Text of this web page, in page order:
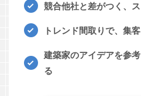
競合他社と差がつく、
トレンド間取りで、集
建築家のアイデアを参
る